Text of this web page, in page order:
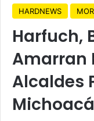
HARDNEWS
Harfuch,
Amarran
Alcaldes